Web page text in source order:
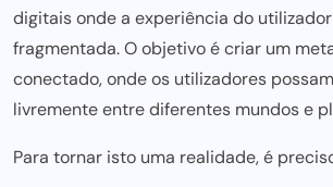
digitais onde a experiência do
fragmentada. O objetivo é criar um
conectado, onde os utilizadores
livremente entre diferentes mundos e
Para tornar isto uma realidade, é